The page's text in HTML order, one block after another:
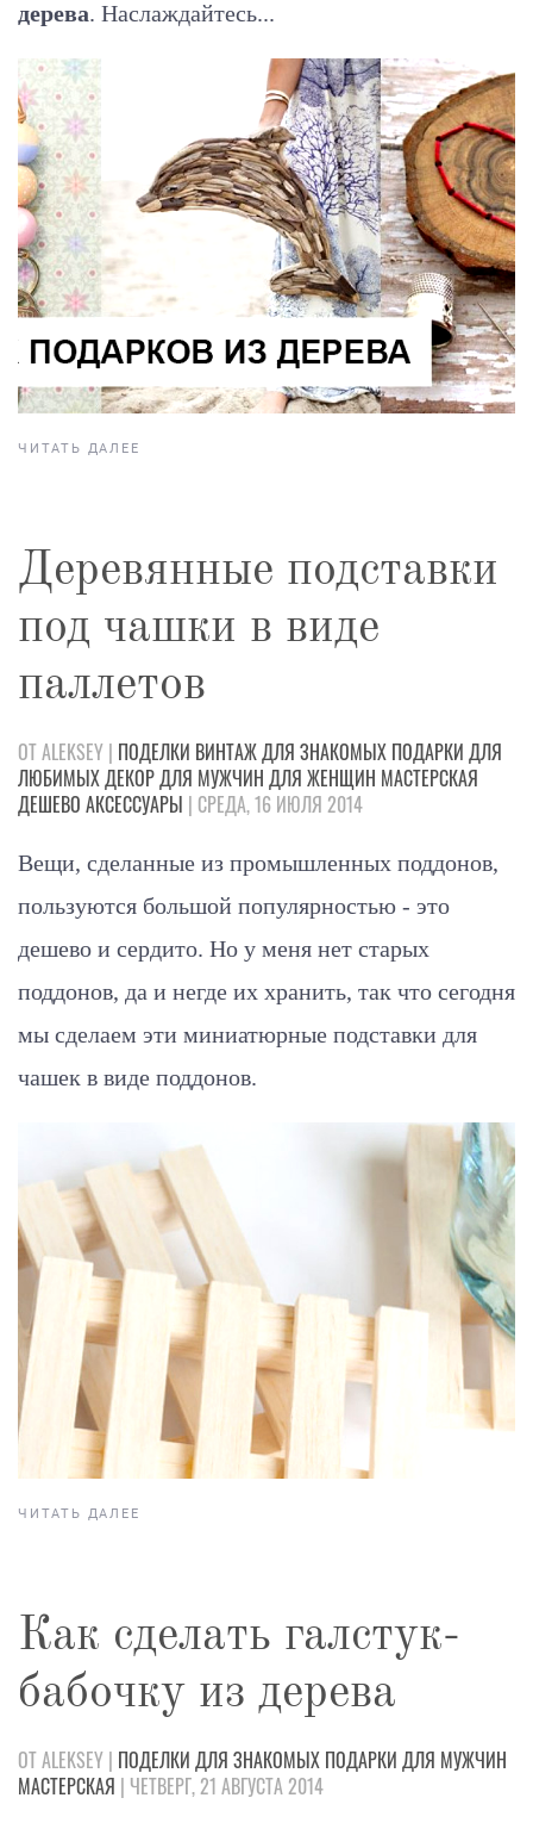
дерева. Наслаждайтесь...
ЧИТАТЬ ДАЛЕЕ
Деревянные подставки
под чашки в виде
паллетов
ОТ ALEKSEY | ПОДЕЛКИ ВИНТАЖДЛЯ ЗНАКОМЫХ ПОДАРКИ ДЛЯ
ЛЮБИМЫХДЕКОРДЛЯ МУЖЧИН ДЛЯ ЖЕНЩИН МАСТЕРСКАЯ
ДЕШЕВО АКСЕССУАРЫ | СРЕДА, 16 ИЮЛЯ 2014
Вещи, сделанные из промышленных поддонов,
пользуются большой популярностью - это
дешево и сердито. Но у меня нет старых
поддонов, да и негде их хранить, так что сегодня
мы сделаем эти миниатюрные подставки для
чашек в виде поддонов.
ЧИТАТЬ ДАЛЕЕ
Как сделать галстук-
бабочку из дерева
ОТ ALEKSEY | ПОДЕЛКИ ДЛЯ ЗНАКОМЫХ ПОДАРКИ ДЛЯ МУЖЧИН
МАСТЕРСКАЯ | ЧЕТВЕРГ, 21 АВГУСТА 2014